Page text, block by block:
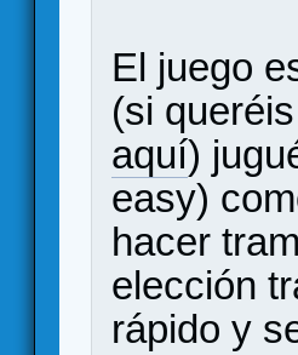
El juego
(si
aquí)
easy)
hacer
elección
rápido y